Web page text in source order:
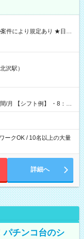
現金GET♪ お仕事後はコ
用期間】試
沢駅）
8：00
ークOK / 10名以上の大量
詳細へ
パチンコ台のシ